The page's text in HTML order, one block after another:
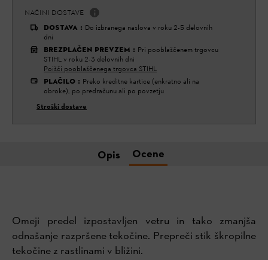
NAČINI DOSTAVE
DOSTAVA : Do izbranega naslova v roku 2-5 delovnih
dni
BREZPLAČEN PREVZEM : Pri pooblaščenem trgovcu
STIHL v roku 2-3 delovnih dni
Poišči pooblaščenega trgovca STIHL
PLAČILO : Preko kreditne kartice (enkratno ali na
obroke), po predračunu ali po povzetju
Stroški dostave
Opis Ocene
Omeji predel izpostavljen vetru in tako zmanjša
odnašanje razpršene tekočine. Prepreči stik škropilne
tekočine z rastlinami v bližini.